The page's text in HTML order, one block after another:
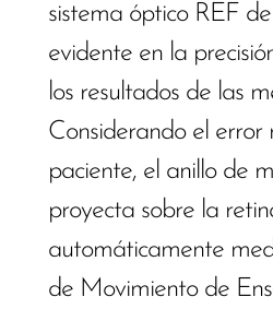
sistema óptico REF
evidente en la
los resultados de las
Considerando el error
paciente, el anillo de
proyecta sobre la
automáticamente
de Movimiento de